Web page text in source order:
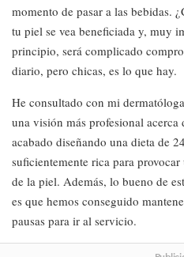
momento de pasar a las bebidas.
tu piel se vea beneficiada y, muy
principio, será complicado
diario, pero chicas, es lo que hay.
He consultado con mi
una visión más profesional
acabado diseñando una dieta de
suficientemente rica para
de la piel. Además, lo bueno de
es que hemos conseguido
pausas para ir al servicio.